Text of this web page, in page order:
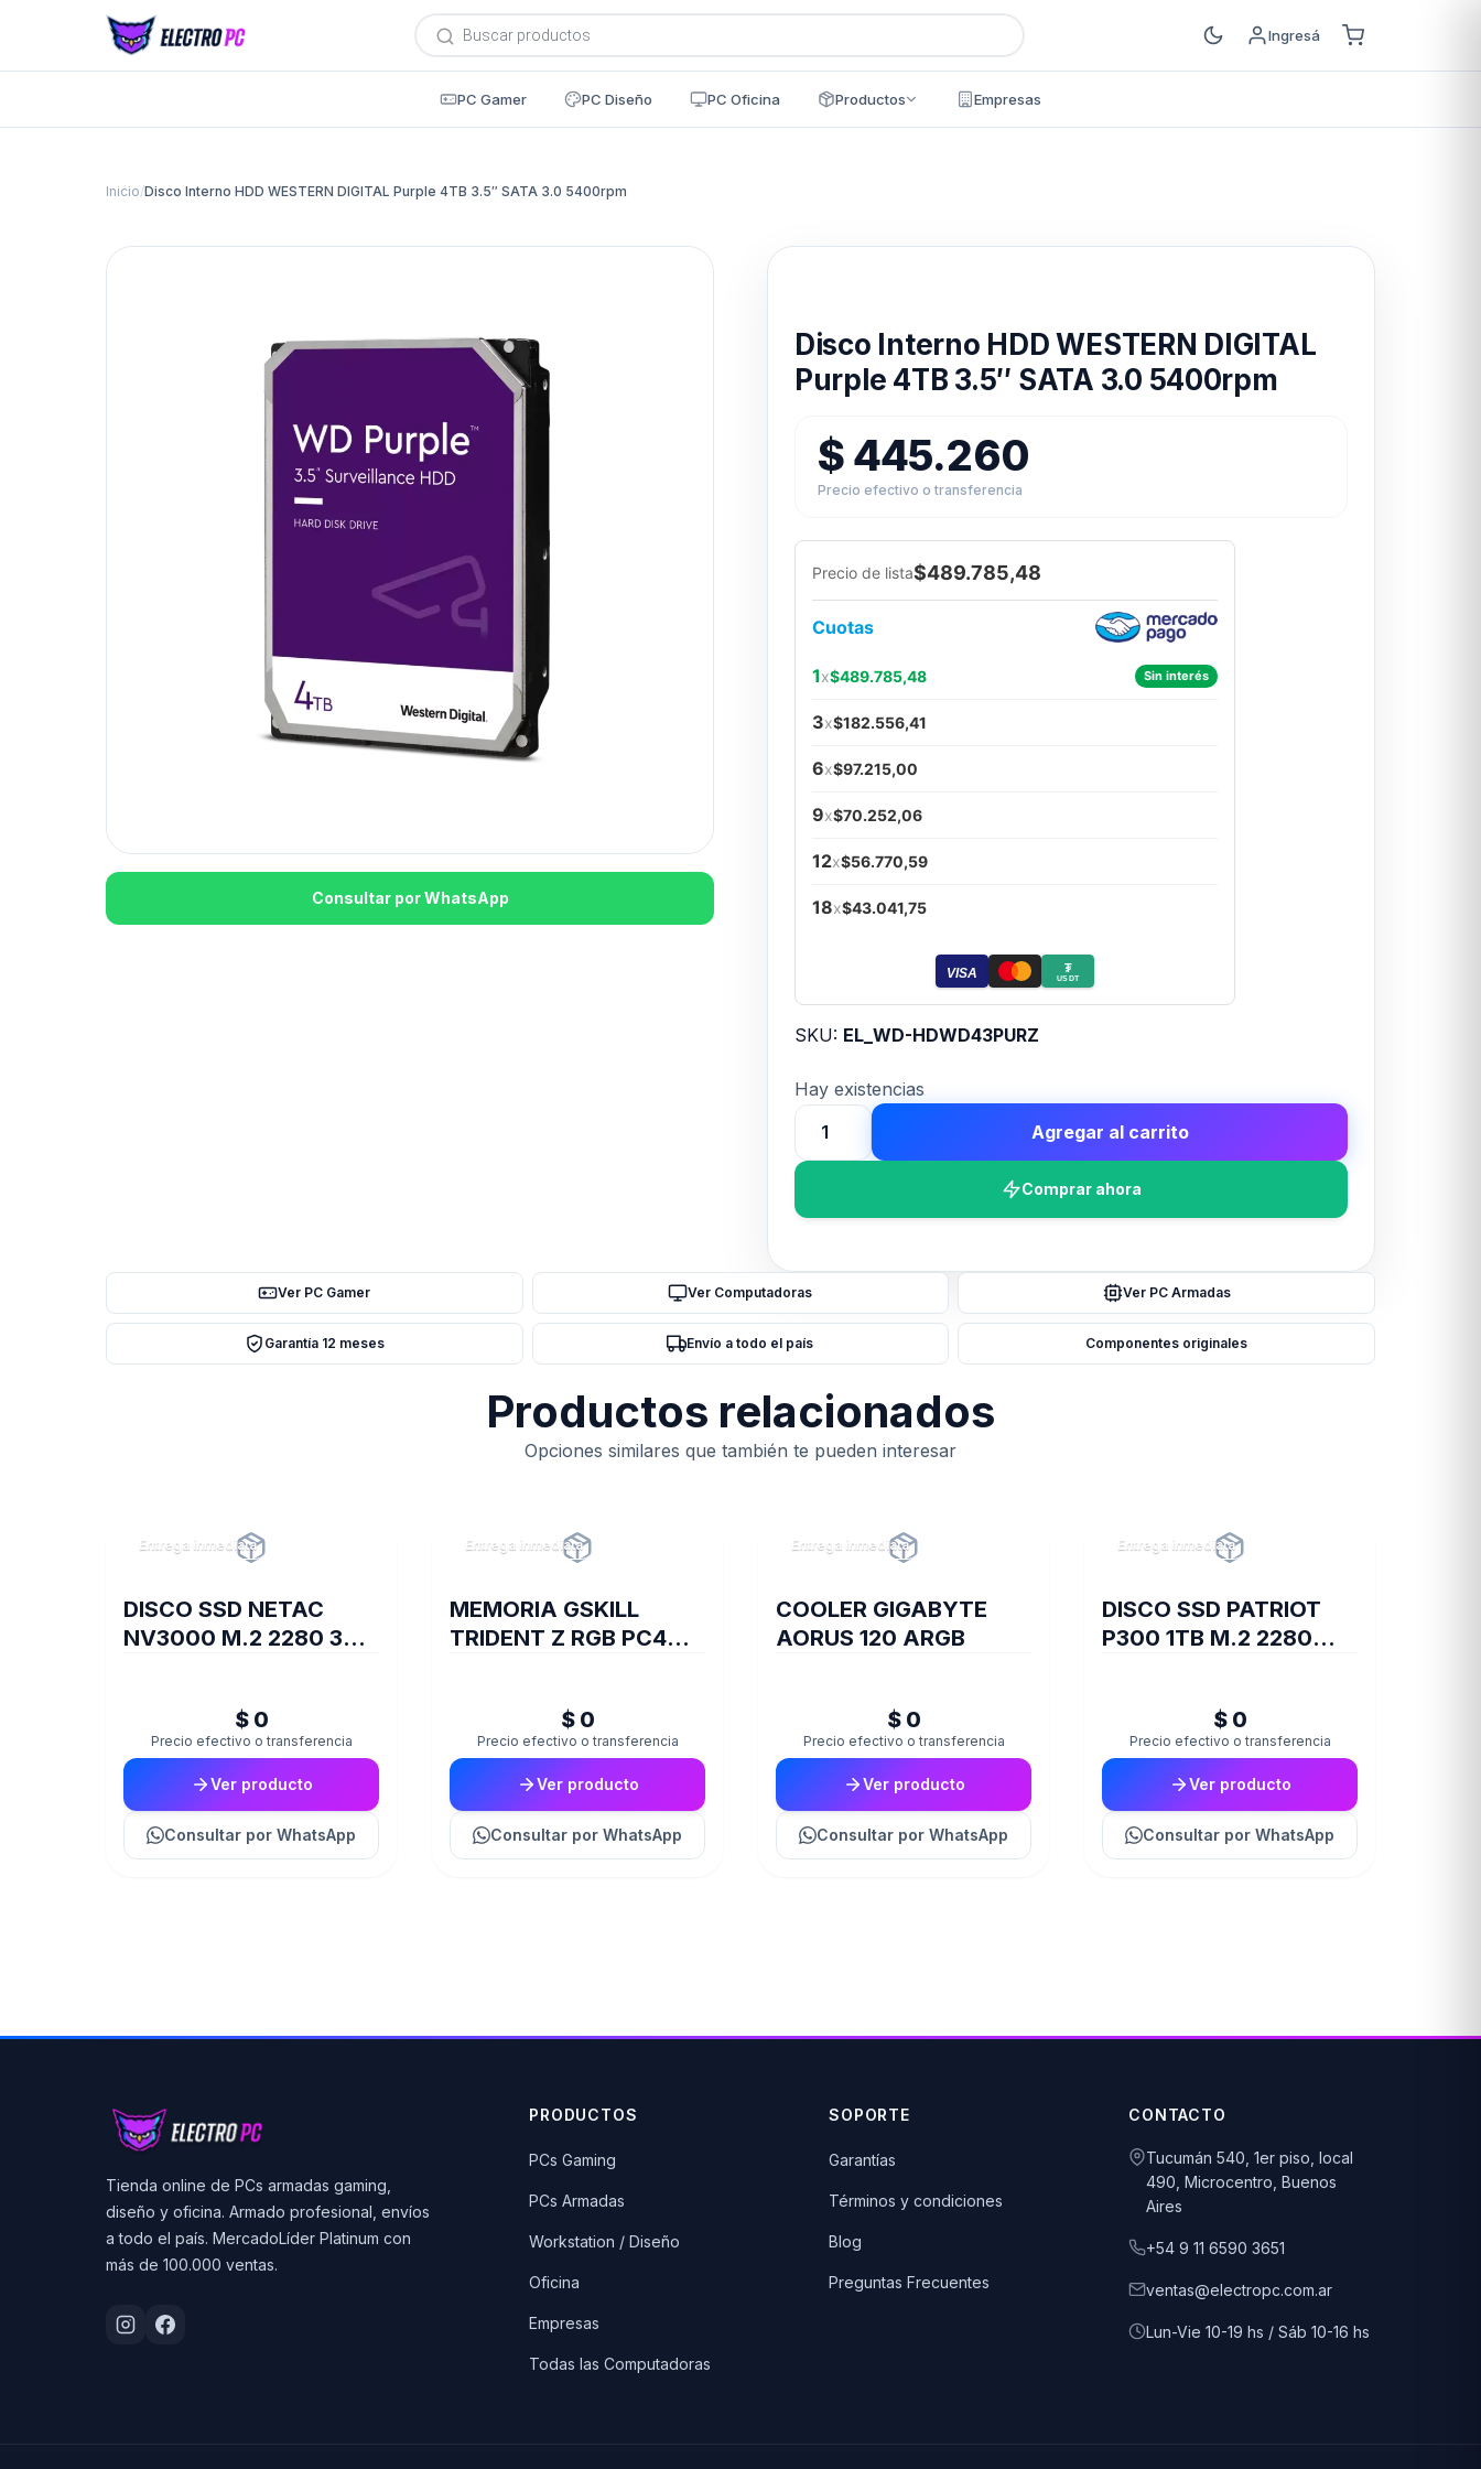
Búsqueda
de
productos
Ingresá
PC Gamer PC Diseño PC Oficina Productos Empresas
Inicio/Disco Interno HDD WESTERN DIGITAL Purple 4TB 3.5″ SATA 3.0 5400rpm
Consultar por WhatsApp
Disco Interno HDD WESTERN DIGITAL
Purple 4TB 3.5″ SATA 3.0 5400rpm
$445.260
Precio efectivo o transferencia
Precio de lista$489.785,48
Cuotas
1x$489.785,48 Sin interés
3x$182.556,41
6x$97.215,00
9x$70.252,06
12x$56.770,59
18x$43.041,75
VISA ₮
USDT
SKU: EL_WD-HDWD43PURZ
Hay existencias
Disco
Interno
4TB
3.5"
SATA
5400rpm
cantidad
Agregar al carrito
Comprar ahora
Ver PC Gamer Ver Computadoras Ver PC Armadas
Garantía 12 meses Envío a todo el país Componentes originales
Productos relacionados
Opciones similares que también te pueden interesar
Entrega inmediata
DISCO SSD NETAC
NV3000 M.2 2280 3D
$ 0
Precio efectivo o transferencia
Ver producto
Consultar por WhatsApp
Entrega inmediata
MEMORIA GSKILL
TRIDENT Z RGB PC4
$ 0
Precio efectivo o transferencia
Ver producto
Consultar por WhatsApp
Entrega inmediata
COOLER GIGABYTE
AORUS 120 ARGB
$ 0
Precio efectivo o transferencia
Ver producto
Consultar por WhatsApp
Entrega inmediata
DISCO SSD PATRIOT
P300 1TB M.2 2280
$ 0
Precio efectivo o transferencia
Ver producto
Consultar por WhatsApp
Tienda online de PCs armadas gaming,
diseño y oficina. Armado profesional, envíos
a todo el país. MercadoLíder Platinum con
más de 100.000 ventas.
PRODUCTOS
PCs Gaming
PCs Armadas
Workstation / Diseño
Oficina
Empresas
Todas las Computadoras
SOPORTE
Garantías
Términos y condiciones
Blog
Preguntas Frecuentes
CONTACTO
Tucumán 540, 1er piso, local
490, Microcentro, Buenos
Aires
+54 9 11 6590 3651
ventas@electropc.com.ar
Lun-Vie 10-19 hs / Sáb 10-16 hs